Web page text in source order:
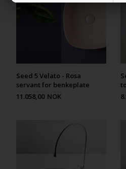
Seed 5 Velato - Rosa
servant for benkeplate
11.058,00 NOK